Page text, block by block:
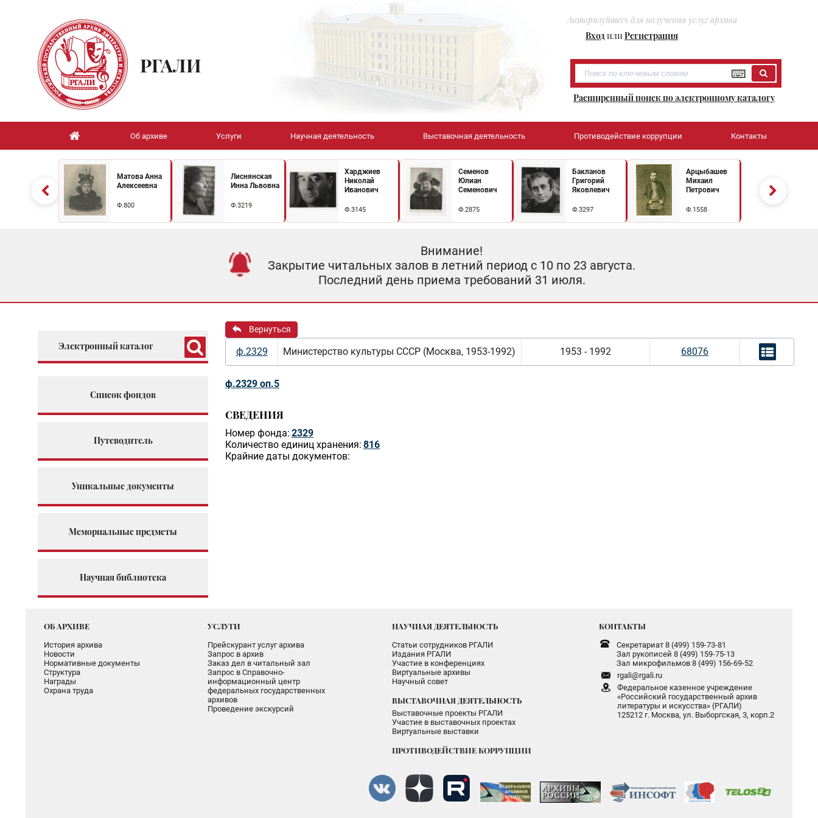
Авторизуйтесь для получения услуг архива
ВходилиРегистрация
РГАЛИ
Расширенный поиск по электронному каталогу
Об архиве Услуги Научная деятельность Выставочная деятельность Противодействие коррупции Контакты
Матова Анна
Алексеевна
Ф.800
Лиснянская
Инна Львовна
Ф.3219
Харджиев
Николай
Иванович
Ф.3145
Семенов
Юлиан
Семенович
Ф.2875
Бакланов
Григорий
Яковлевич
Ф.3297
Арцыбашев
Михаил
Петрович
Ф.1558
Внимание!
Закрытие читальных залов в летний период с 10 по 23 августа.
Последний день приема требований 31 июля.
Электронный каталог
Список фондов
Путеводитель
Уникальные документы
Мемориальные предметы
Научная библиотека
Вернуться
ф.2329 Министерство культуры СССР (Москва, 1953-1992) 1953 - 1992 68076
ф.2329 оп.5
СВЕДЕНИЯ
Номер фонда: 2329
Количество единиц хранения: 816
Крайние даты документов:
ОБ АРХИВЕ
История архива
Новости
Нормативные документы
Структура
Награды
Охрана труда
УСЛУГИ
Прейскурант услуг архива
Запрос в архив
Заказ дел в читальный зал
Запрос в Справочно-
информационный центр
федеральных государственных
архивов
Проведение экскурсий
НАУЧНАЯ ДЕЯТЕЛЬНОСТЬ
Статьи сотрудников РГАЛИ
Издания РГАЛИ
Участие в конференциях
Виртуальные архивы
Научный совет
ВЫСТАВОЧНАЯ ДЕЯТЕЛЬНОСТЬ
Выставочные проекты РГАЛИ
Участие в выставочных проектах
Виртуальные выставки
ПРОТИВОДЕЙСТВИЕ КОРРУПЦИИ
КОНТАКТЫ
Секретариат 8 (499) 159-73-81
Зал рукописей 8 (499) 159-75-13
Зал микрофильмов 8 (499) 156-69-52
rgali@rgali.ru
Федеральное казенное учреждение
«Российский государственный архив
литературы и искусства» (РГАЛИ)
125212 г. Москва, ул. Выборгская, 3, корп.2